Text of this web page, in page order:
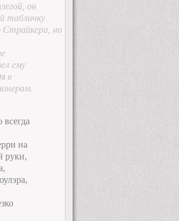
он
табличку
Страйкера, но
ему
в
на
руки,